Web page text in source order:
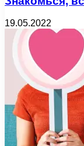
19.05.2022